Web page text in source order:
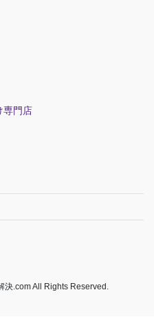
専門店
決.com All Rights Reserved.